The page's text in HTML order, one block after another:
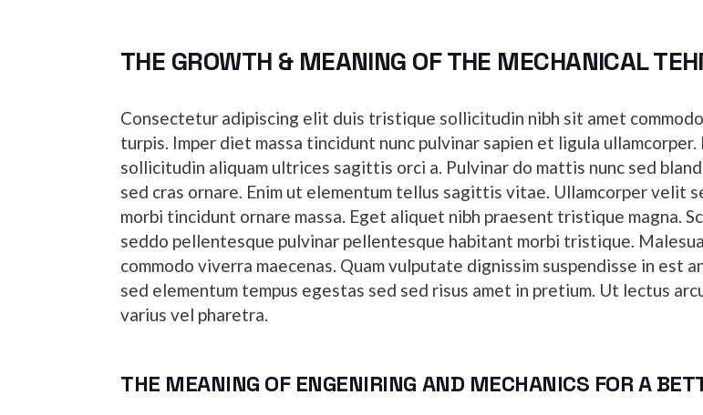
THE GROWTH & MEANING OF THE MECHANICAL
Consectetur adipiscing elit duis tristique sollicitudin nibh sit amet
turpis. Imper diet massa tincidunt nunc pulvinar sapien et ligula ullamcorper.
sollicitudin aliquam ultrices sagittis orci a. Pulvinar do mattis nunc sed
sed cras ornare. Enim ut elementum tellus sagittis vitae. Ullamcorper velit
morbi tincidunt ornare massa. Eget aliquet nibh praesent tristique magna.
seddo pellentesque pulvinar pellentesque habitant morbi tristique.
commodo viverra maecenas. Quam vulputate dignissim suspendisse in est
sed elementum tempus egestas sed sed risus amet in pretium. Ut lectus
varius vel pharetra.
THE MEANING OF ENGENIRING AND MECHANICS FOR A